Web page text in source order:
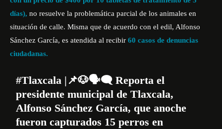
días), no resuelve la problemática parcial de los animales en
situación de calle. Misma que de acuerdo con el edil, Alfonso
Sánchez García, es atendida al recibir 60 casos de denuncias
ciudadanas.
#Tlaxcala |📌🐶🗣️🗨️ Reporta el
presidente municipal de Tlaxcala,
Alfonso Sánchez García, que anoche
fueron capturados 15 perros en